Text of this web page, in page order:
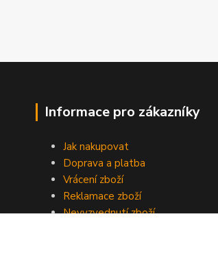
Informace pro zákazníky
Jak nakupovat
Doprava a platba
Vrácení zboží
Reklamace zboží
Nevyzvednutí zboží